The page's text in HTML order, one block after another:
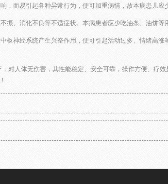
易引起各种异常行为，便可加重病情，故本病患儿应
、消化不良等不适症状。本病患者应少吃油条、油饼等
经系统产生兴奋作用，便可引起活动过多、情绪高涨
人体无伤害，其性能稳定、安全可靠，操作方便、疗效